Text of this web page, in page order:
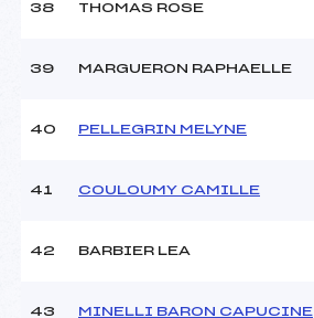
38 THOMAS ROSE
39 MARGUERON RAPHAELLE
40 PELLEGRIN MELYNE
41 COULOUMY CAMILLE
42 BARBIER LEA
43 MINELLI BARON CAPUCINE